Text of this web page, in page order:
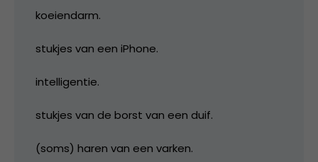
koeiendarm.
stukjes van een iPhone.
intelligentie.
stukjes van de borst van een duif.
(soms) haren van een varken.